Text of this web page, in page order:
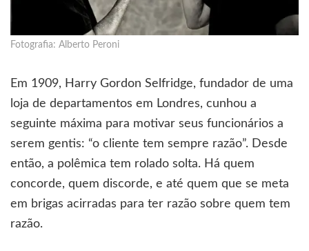
Fotografia: Alberto Peroni
Em 1909, Harry Gordon Selfridge, fundador de uma
loja de departamentos em Londres, cunhou a
seguinte máxima para motivar seus funcionários a
serem gentis: “o cliente tem sempre razão”. Desde
então, a polêmica tem rolado solta. Há quem
concorde, quem discorde, e até quem que se meta
em brigas acirradas para ter razão sobre quem tem
razão.